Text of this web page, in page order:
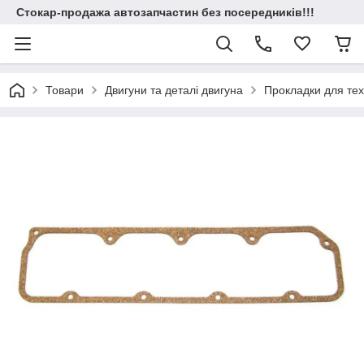
Стокар-продажа автозапчастин без посередників!!!
Товари Двигуни та деталі двигуна Прокладки для